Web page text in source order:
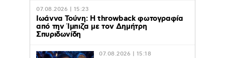
07.08.2026 | 15:23
Ιωάννα Τούνη: Η throwback φωτογραφία
από την Ίμπιζα με τον Δημήτρη
Σπυριδωνίδη
07.08.2026 | 15:18